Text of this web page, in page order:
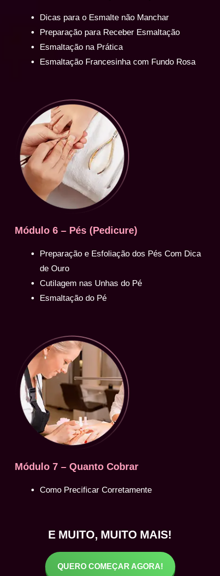
Dicas para o Esmalte não Manchar
Preparação para Receber Esmaltação
Esmaltação na Prática
Esmaltação Francesinha com Fundo Rosa
Módulo 6 – Pés (Pedicure)
Preparação e Esfoliação dos Pés Com Dica
de Ouro
Cutilagem nas Unhas do Pé
Esmaltação do Pé
Módulo 7 – Quanto Cobrar
Como Precificar Corretamente
E MUITO, MUITO MAIS!
QUERO COMEÇAR AGORA!